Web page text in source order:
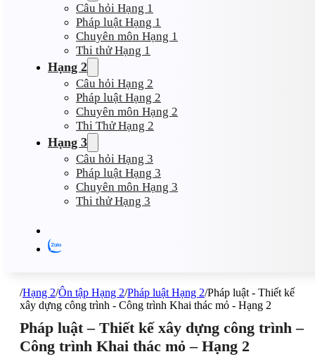
Câu hỏi Hạng 1
Pháp luật Hạng 1
Chuyên môn Hạng 1
Thi thử Hạng 1
Hạng 2
Câu hỏi Hạng 2
Pháp luật Hạng 2
Chuyên môn Hạng 2
Thi Thử Hạng 2
Hạng 3
Câu hỏi Hạng 3
Pháp luật Hạng 3
Chuyên môn Hạng 3
Thi thử Hạng 3
/Hạng 2/Ôn tập Hạng 2/Pháp luật Hạng 2/Pháp luật - Thiết kế
xây dựng công trình - Công trình Khai thác mỏ - Hạng 2
Pháp luật – Thiết kế xây dựng công trình –
Công trình Khai thác mỏ – Hạng 2